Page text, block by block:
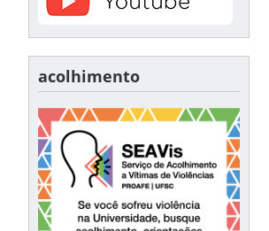
acolhimento